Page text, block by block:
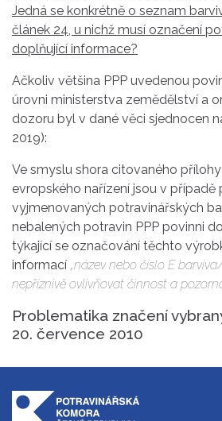
Jedná se konkrétně o seznam
článek 24, u nichž musí označení
doplňující informace?
Ačkoliv většina PPP uvedenou
úrovni ministerstva zemědělství a
dozoru byl v dané věci sjednocen
2019):
Ve smyslu shora citovaného
evropského nařízení jsou v případě
vyjmenovaných potravinářských
nebalených potravin PPP povinni
týkající se označování těchto
informací „název nebo číslo E
nepříznivě ovlivňovat činnost a
Problematika značení
20. července 2010